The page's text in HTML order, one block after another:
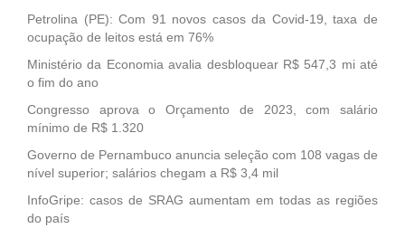
Petrolina (PE): Com 91 novos casos da Covid-19, taxa de
ocupação de leitos está em 76%
Ministério da Economia avalia desbloquear R$ 547,3 mi até
o fim do ano
Congresso aprova o Orçamento de 2023, com salário
mínimo de R$ 1.320
Governo de Pernambuco anuncia seleção com 108 vagas de
nível superior; salários chegam a R$ 3,4 mil
InfoGripe: casos de SRAG aumentam em todas as regiões
do país